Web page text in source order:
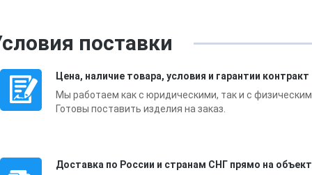
поставки
Цена, наличие товара, условия и гарантии контракт
Мы работаем как с юридическими, так и с
Готовы поставить изделия на заказ.
Доставка по России и странам СНГ прямо на объект